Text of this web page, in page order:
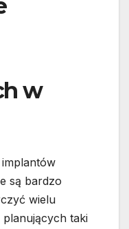
w
są bardzo
wielu
taki